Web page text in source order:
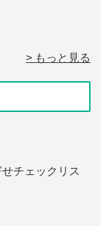
> もっと見る
チェックリス